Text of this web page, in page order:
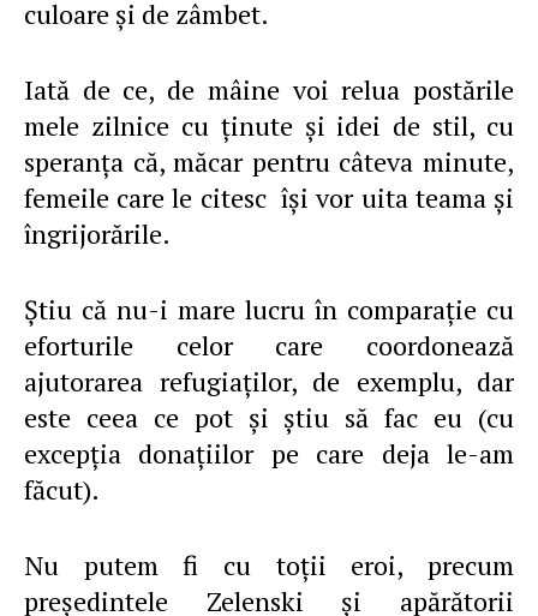
culoare şi de zâmbet.
Iată de ce, de mâine voi relua postările
mele zilnice cu ţinute şi idei de stil, cu
speranţa că, măcar pentru câteva minute,
femeile care le citesc îşi vor uita teama şi
îngrijorările.
Ştiu că nu-i mare lucru în comparaţie cu
eforturile celor care coordonează
ajutorarea refugiaţilor, de exemplu, dar
este ceea ce pot şi ştiu să fac eu (cu
excepţia donaţiilor pe care deja le-am
făcut).
Nu putem fi cu toţii eroi, precum
preşedintele Zelenski şi apărătorii